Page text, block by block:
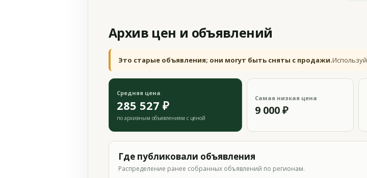
Архив цен и объявлений
Это старые объявления; они могут быть сняты с продажи.
Средняя цена
285 527 ₽
по архивным объявлениям с ценой
Самая низкая цена
9 000 ₽
Где публиковали объявления
Распределение ранее собранных объявлений по регионам.